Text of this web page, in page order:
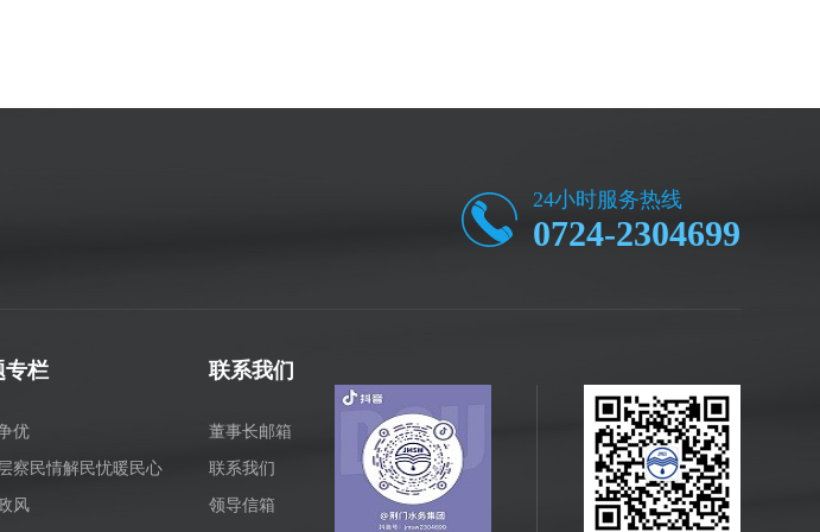
24小时服务热线
0724-2304699
专栏
优
察民情解民忧暖民心
风
联系我们
董事长邮箱
联系我们
领导信箱